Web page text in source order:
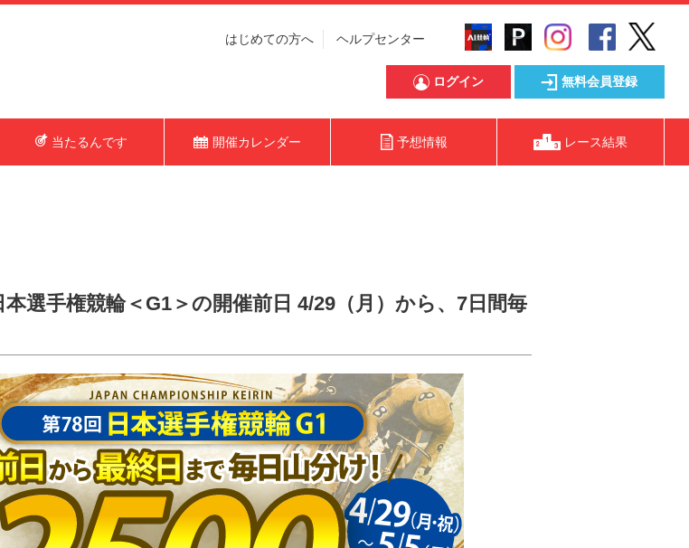
はじめての方へ ヘルプセンター
ログイン 無料会員登録
当たるんです 開催カレンダー 予想情報 レース結果
本選手権競輪＜G1＞の開催前日 4/29（月）から、7日間毎